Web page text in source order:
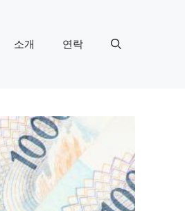
소개 연락